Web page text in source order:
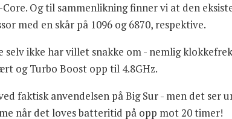
Og til sammenlikning finner vi at den
med en skår på 1096 og 6870, respektive.
ikke har villet snakke om - nemlig
og Turbo Boost opp til 4.8GHz.
faktisk anvendelsen på Big Sur - men det ser
når det loves batteritid på opp mot 20 timer!